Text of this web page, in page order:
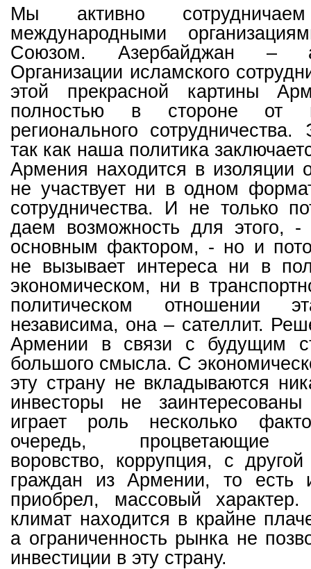
Мы активно
международными
Союзом. Азербайджан –
Организации исламского
этой прекрасной картины
полностью в стороне от
регионального сотрудничества.
так как наша политика
Армения находится в изоляции
не участвует ни в одном
сотрудничества. И не только
даем возможность для этого, -
основным фактором, - но и
не вызывает интереса ни в
экономическом, ни в
политическом отношении
независима, она – сателлит.
Армении в связи с будущим
большого смысла. С
эту страну не вкладываются
инвесторы не
играет роль несколько
очередь, процветающие
воровство, коррупция, с
граждан из Армении, то есть
приобрел, массовый характер.
климат находится в крайне
а ограниченность рынка не
инвестиции в эту страну.